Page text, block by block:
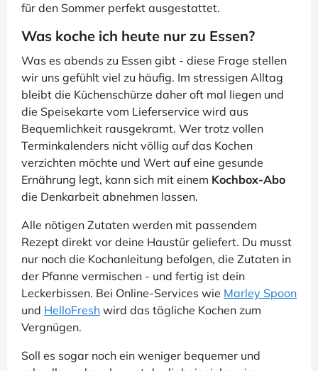
für den Sommer perfekt ausgestattet.
Was koche ich heute nur zu Essen?
Was es abends zu Essen gibt - diese Frage stellen
wir uns gefühlt viel zu häufig. Im stressigen Alltag
bleibt die Küchenschürze daher oft mal liegen und
die Speisekarte vom Lieferservice wird aus
Bequemlichkeit rausgekramt. Wer trotz vollen
Terminkalenders nicht völlig auf das Kochen
verzichten möchte und Wert auf eine gesunde
Ernährung legt, kann sich mit einem Kochbox-Abo
die Denkarbeit abnehmen lassen.
Alle nötigen Zutaten werden mit passendem
Rezept direkt vor deine Haustür geliefert. Du musst
nur noch die Kochanleitung befolgen, die Zutaten in
der Pfanne vermischen - und fertig ist dein
Leckerbissen. Bei Online-Services wie Marley Spoon
und HelloFresh wird das tägliche Kochen zum
Vergnügen.
Soll es sogar noch ein weniger bequemer und